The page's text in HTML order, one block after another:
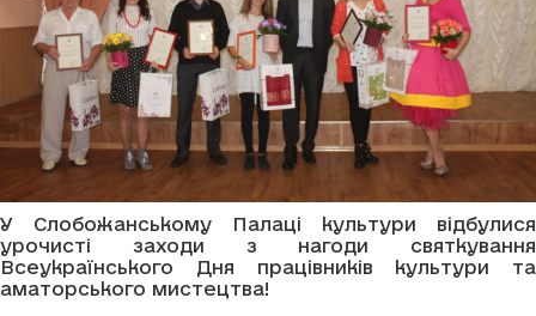
У Слобожанському Палаці культури відбулися
урочисті заходи з нагоди святкування
Всеукраїнського Дня працівників культури та
аматорського мистецтва!